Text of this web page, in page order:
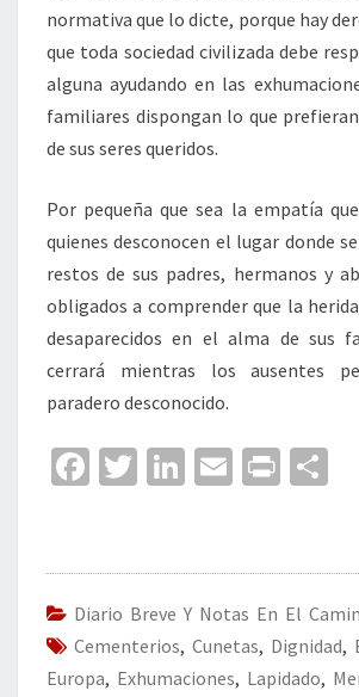
normativa que lo dicte, porque hay
que toda sociedad civilizada debe
alguna ayudando en las
familiares dispongan lo que
de sus seres queridos.
Por pequeña que sea la empatía
quienes desconocen el lugar donde
restos de sus padres, hermanos y
obligados a comprender que la
desaparecidos en el alma de sus
cerrará mientras los ausentes
paradero desconocido.
Fa
o
o
k
T
er
Li
dI
n
E
l
Pr
p
ar
Diario Breve Y Notas En El
Cementerios, Cunetas, Dignidad,
Europa, Exhumaciones, Lapidado,